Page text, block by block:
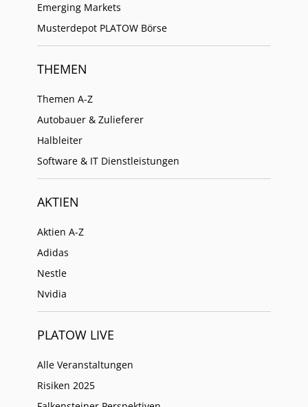
Emerging Markets
Musterdepot PLATOW Börse
THEMEN
Themen A-Z
Autobauer & Zulieferer
Halbleiter
Software & IT Dienstleistungen
AKTIEN
Aktien A-Z
Adidas
Nestle
Nvidia
PLATOW LIVE
Alle Veranstaltungen
Risiken 2025